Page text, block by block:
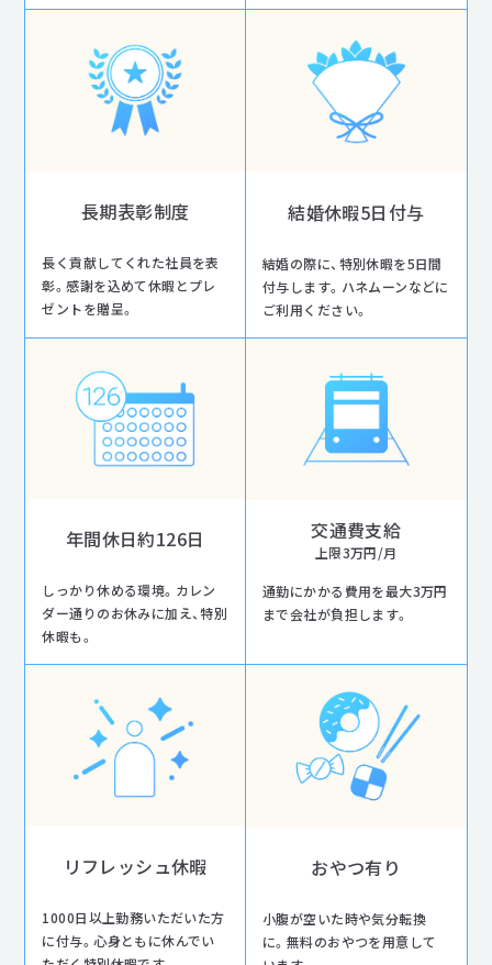
長期表彰制度
長く貢献してくれた社員を表
彰。感謝を込めて休暇とプレ
ゼントを贈呈。
結婚休暇5日付与
結婚の際に、特別休暇を5日間
付与します。ハネムーンなどに
ご利用ください。
年間休日約126日
しっかり休める環境。カレン
ダー通りのお休みに加え、特別
休暇も。
交通費支給
上限3万円/月
通勤にかかる費用を最大3万円
まで会社が負担します。
リフレッシュ休暇
1000日以上勤務いただいた方
に付与。心身ともに休んでい
おやつ有り
小腹が空いた時や気分転換
に。無料のおやつを用意して